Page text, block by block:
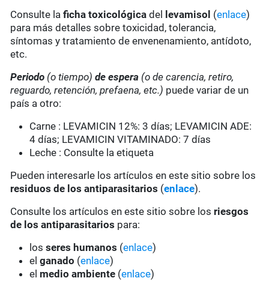
Consulte laficha toxicológica del levamisol (enlace)
para más detalles sobre toxicidad, tolerancia,
síntomas y tratamiento de envenenamiento, antídoto,
etc.
Periodo (o tiempo)de espera (o de carencia, retiro,
reguardo, retención, prefaena, etc.) puede variar de un
país a otro:
Carne : LEVAMICIN 12%: 3 días; LEVAMICIN ADE:
4 días; LEVAMICIN VITAMINADO: 7 días
Leche : Consulte la etiqueta
Pueden interesarle los artículos en este sitio sobre los
residuos de los antiparasitarios (enlace).
Consulte los artículos en este sitio sobre los riesgos
de los antiparasitarios para:
losseres humanos (enlace)
elganado (enlace)
el medio ambiente (enlace)